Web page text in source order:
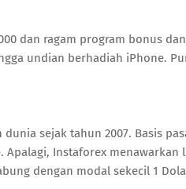
dan ragam program bonus
undian berhadiah iPhone.
sejak tahun 2007. Basis
Instaforex menawarkan
dengan modal sekecil 1